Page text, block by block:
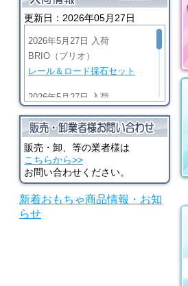
テーション
更新日：2026年05月27日
2026年5月27日 入荷
BRIO（ブリオ）
レール＆ロード採石セット
2026年5月27日 入荷
ビッググリーンアクション機
関車
2026年5月27日 入荷
BRIO（ブリオ）
マイティゴールドアクション
機関車
販売・卸、等の業者様は
こちらから>>
お問い合わせください。
新着おもちゃ商品情報・お知
らせ